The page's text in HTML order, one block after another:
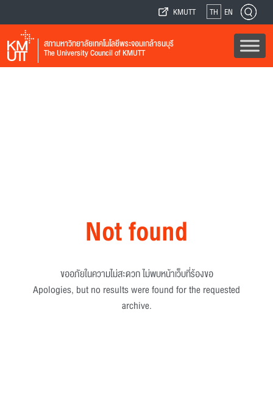
KMUTT TH EN
สภามหาวิทยาลัยเทคโนโลยีพระจอมเกล้าธนบุรี
The University Council of KMUTT
Not found
ขออภัยในความไม่สะดวก ไม่พบหน้าเว็บที่ร้องขอ
Apologies, but no results were found for the requested
archive.